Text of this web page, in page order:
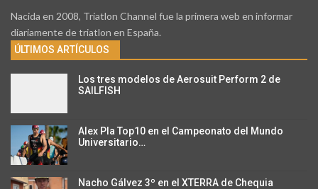
Nacida en 2008, Triatlon Channel fue la primera web en informar
diariamente de triatlon en España.
ÚLTIMOS ARTÍCULOS
Los tres modelos de Aerosuit Perform 2 de
SAILFISH
Alex Pla Top10 en el Campeonato del Mundo
Universitario…
Nacho Gálvez 3º en el XTERRA de Chequia